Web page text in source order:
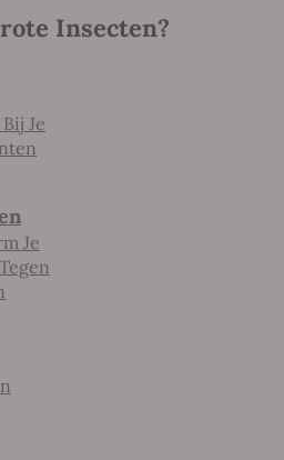
Insecten?
Je
Je